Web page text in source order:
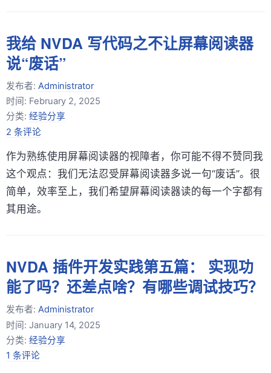
我给 NVDA 写代码之不让屏幕阅读器
说“废话”
发布者: Administrator
时间: February 2, 2025
分类: 经验分享
2 条评论
作为熟练使用屏幕阅读器的视障者，你可能不得不赞同我
这个观点：我们无法忍受屏幕阅读器多说一句“废话”。很
简单，效率至上，我们希望屏幕阅读器读的每一个字都有
其用途。
NVDA 插件开发实践第五篇： 实现功
能了吗？还差点啥？有哪些调试技巧？
发布者: Administrator
时间: January 14, 2025
分类: 经验分享
1 条评论